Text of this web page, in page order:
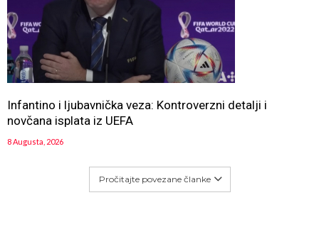
Infantino i ljubavnička veza: Kontroverzni detalji i
novčana isplata iz UEFA
8 Augusta, 2026
Pročitajte povezane članke